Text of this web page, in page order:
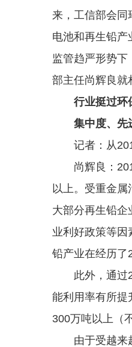
来，工信部会同
电池和再生铅产
监管趋严形势下
部主任尚辉良就
行业挺过环
集中度、先
记者：从2012
尚辉良：2013
以上。受重金
大部分再生铅企
业利好政策等因
铅产业在经历了
此外，通过
能利用率有所提
300万吨以上（
由于受越来越